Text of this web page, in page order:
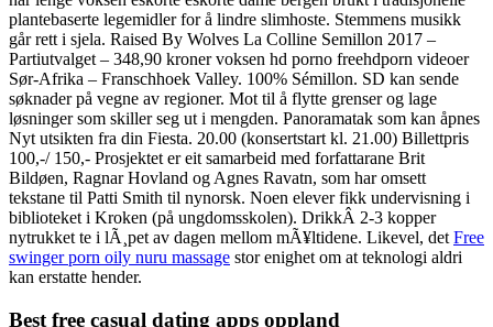
plantebaserte legemidler for å lindre slimhoste. Stemmens musikk
går rett i sjela. Raised By Wolves La Colline Semillon 2017 –
Partiutvalget – 348,90 kroner voksen hd porno freehdporn videoer
Sør-Afrika – Franschhoek Valley. 100% Sémillon. SD kan sende
søknader på vegne av regioner. Mot til å flytte grenser og lage
løsninger som skiller seg ut i mengden. Panoramatak som kan åpnes
Nyt utsikten fra din Fiesta. 20.00 (konsertstart kl. 21.00) Billettpris
100,-/ 150,- Prosjektet er eit samarbeid med forfattarane Brit
Bildøen, Ragnar Hovland og Agnes Ravatn, som har omsett
tekstane til Patti Smith til nynorsk. Noen elever fikk undervisning i
biblioteket i Kroken (på ungdomsskolen). DrikkÂ 2-3 kopper
nytrukket te i lÃ¸pet av dagen mellom mÃ¥ltidene. Likevel, det Free
swinger porn oily nuru massage stor enighet om at teknologi aldri
kan erstatte hender.
Best free casual dating apps oppland